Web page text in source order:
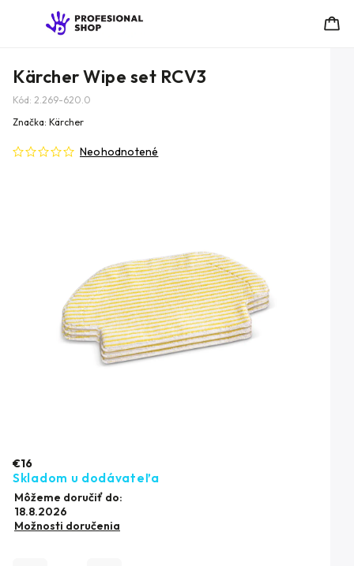
Kärcher Wipe set RCV3
Kód: 2.269-620.0
Neohodnotené
Značka: Kärcher
€16
Skladom u dodávateľa
Môžeme doručiť do:
18.8.2026
Možnosti doručenia